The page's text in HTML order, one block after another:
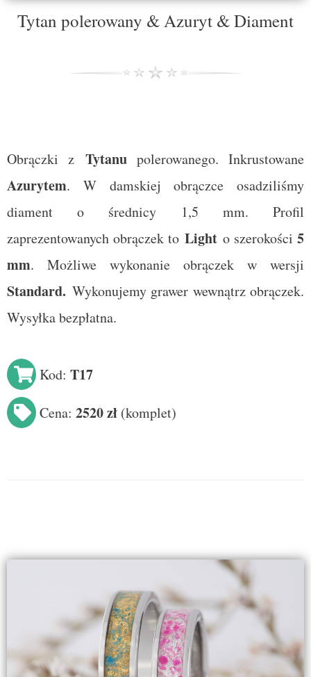
Tytan polerowany & Azuryt & Diament
Obrączki z Tytanu polerowanego. Inkrustowane
Azurytem. W damskiej obrączce osadziliśmy
diament o średnicy 1,5 mm. Profil
zaprezentowanych obrączek to Light o szerokości 5
mm. Możliwe wykonanie obrączek w wersji
Standard. Wykonujemy grawer wewnątrz obrączek.
Wysyłka bezpłatna.
Kod: T17
Cena: 2520 zł (komplet)